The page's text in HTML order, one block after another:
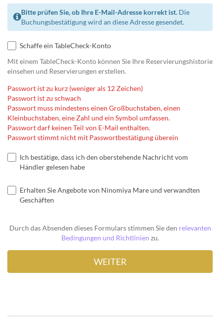
Bitte prüfen Sie, ob Ihre E-Mail-Adresse korrekt ist. Die
Buchungsbestätigung wird an diese Adresse gesendet.
Schaffe ein TableCheck-Konto
Mit einem TableCheck-Konto können Sie Ihre Reservierungshistorie
einsehen und Reservierungen erstellen.
Passwort ist zu kurz (weniger als 12 Zeichen)
Passwort ist zu schwach
Passwort muss mindestens einen Großbuchstaben, einen
Kleinbuchstaben, eine Zahl und ein Symbol umfassen.
Passwort darf keinen Teil von E-Mail enthalten.
Passwort stimmt nicht mit Passwortbestätigung überein
Ich bestätige, dass ich den oberstehende Nachricht vom
Händler gelesen habe
Erhalten Sie Angebote von Ninomiya Mare und verwandten
Geschäften
Durch das Absenden dieses Formulars stimmen Sie den relevanten
Bedingungen und Richtlinien zu.